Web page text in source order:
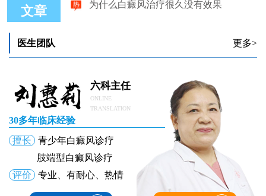
文章
医生团队 更多>
六科主任
ONLINE
TRANSLATION
30多年临床经验
擅长
青少年白癜风诊疗
肢端型白癜风诊疗
评价
专业、有耐心、热情